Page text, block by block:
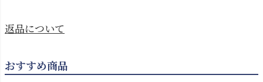
返品について
おすすめ商品